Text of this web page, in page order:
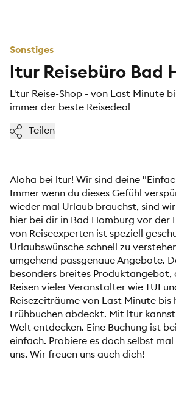
Sonstiges
ltur Reisebüro Bad
L'tur Reise-Shop - von Last Minute
immer der beste Reisedeal
Teilen
Aloha bei ltur! Wir sind deine
Immer wenn du dieses Gefühl
wieder mal Urlaub brauchst, sind
hier bei dir in Bad Homburg vor der
von Reiseexperten ist speziell
Urlaubswünsche schnell zu
umgehend passgenaue Angebote.
besonders breites Produktangebot,
Reisen vieler Veranstalter wie TUI
Reisezeiträume von Last Minute bis
Frühbuchen abdeckt. Mit ltur
Welt entdecken. Eine Buchung ist
einfach. Probiere es doch selbst mal
uns. Wir freuen uns auch dich!